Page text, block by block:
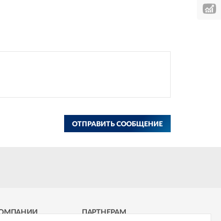
ОТПРАВИТЬ СООБЩЕНИЕ
ПАРТНЕРАМ